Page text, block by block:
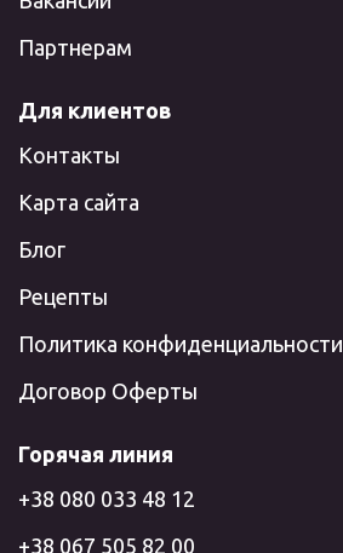
Партнерам
Для клиентов
Контакты
Карта сайта
Блог
Рецепты
Политика конфиденциальности
Договор Оферты
Горячая линия
+38 080 033 48 12
+38 067 505 82 00